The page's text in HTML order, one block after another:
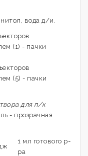
вода д/и.
(1) - пачки
(5) - пачки
для п/к
- прозрачная
1 мл готового р-
ра